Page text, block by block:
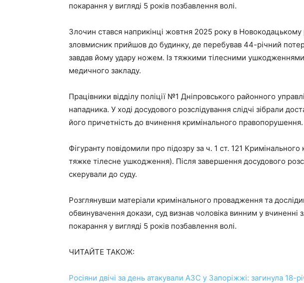
покарання у вигляді 5 років позбавлення волі.
Злочин стався наприкінці жовтня 2025 року в Новокодацькому
зловмисник прийшов до будинку, де перебував 44-річний
завдав йому удару ножем. Із тяжкими тілесними ушкодженнями
медичного закладу.
Працівники відділу поліції №1 Дніпровського районного
нападника. У ході досудового розслідування слідчі зібрали
його причетність до вчинення кримінального правопорушення.
Фігуранту повідомили про підозру за ч. 1 ст. 121
тяжке тілесне ушкодження). Після завершення досудового
скерували до суду.
Розглянувши матеріали кримінального провадження та
обвинувачення докази, суд визнав чоловіка винним у вчиненні
покарання у вигляді 5 років позбавлення волі.
ЧИТАЙТЕ ТАКОЖ:
Росіяни двічі за день атакували АЗС у Запоріжжі: загинула 18-